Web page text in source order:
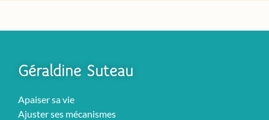
Géraldine Suteau
Apaiser sa vie
Ajuster ses mécanismes